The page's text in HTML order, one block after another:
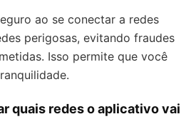
ao se conectar a redes
perigosas, evitando fraudes
Isso permite que você
quais redes o aplicativo vai